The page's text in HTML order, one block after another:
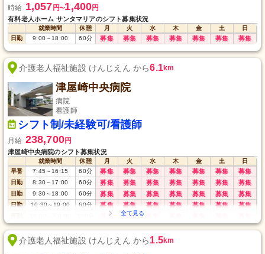
時給 1,057 円〜1,400円
有料老人ホーム サンタマリアのシフト募集状況
就業時間 休憩 月 火 水 木 金 土
日
日勤
9:00～18:00 60分 募集 募集 募集 募集 募集 募集 募集
介護老人福祉施設 けんじえん から6.1km
津屋崎中央病院
病院
看護師
シフト制/未経験可/看護師
月給 238,700円
津屋崎中央病院のシフト募集状況
就業時間 休憩 月 火 水 木 金 土
日
早番
7:45 ～ 16:15 60分 募集 募集 募集 募集 募集 募集 募集
日勤 8:30～ 17:00 60分 募集 募集 募集 募集 募集 募集 募集
日勤 9:30～ 18:00 60分 募集 募集 募集 募集 募集 募集 募集
日勤 10:30 ～ 19:00 60分 募集 募集 募集 募集 募集 募集 募集
募集 募集
介護老人福祉施設 けんじえん から1.5km